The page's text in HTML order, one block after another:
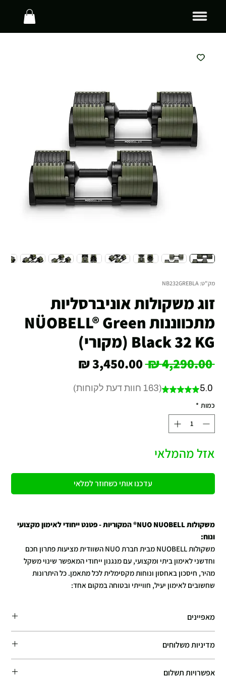
מק"ט: NB232GREBLA
זוג משקולות אוניברסליות
מתכווננות NÜOBELL® Green
Black 32 KG (מקורי)
‏4,290.00 ‏₪
מחיר
‏3,450.00 ‏₪
5.0
★
★
★
★
★
163 חוות דעת לקוחות 163
כמות *
אזל מהמלאי
עדכנו אותי כשחוזר למלאי
משקולות NUO NUOBELL® המקוריות - פטנט ייחודי לאימון מקצועי
ונוח:
משקולות NUOBELL מבית חברת NUO השוודית מציעות פתרון חכם
וחדשני לאימון ביתי ומקצועי, עם מנגנון ייחודי המאפשר שינוי משקל
מהיר, חיסכון באחסון ונוחות מקסימלית לכל מתאמן. כל היתרונות
שחשובים לאימון יעיל, חווייתי ובטוחה במקום אחד:
מתכווננות, המציעות פתרון אוניברסלי, איכותי ומקצועי לכל רמת אימון.
מנגנון שינוי משקל מהיר ונוח לשימוש:
באמצעות סיבוב קל של מוט האחיזה, המשקולת מתאימה את עצמה
מאפיינים
הקפיצות במשקלים: ,2,4,6,8,10,12,14,16,18,20,22,24,26,28,30,32 ק”ג.
מידות הסט: 485x180x180mm .
מוצרים משלימים: מעמד למשקולות, ספת כושר
מדיניות משלוחים
את ההזמנות במהירות האפשרית, ובמקרים רבים המוצרים מגיעים מוקדם
אפשרויות תשלום